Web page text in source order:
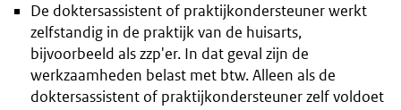
De doktersassistent of praktijkondersteuner werkt
zelfstandig in de praktijk van de huisarts,
bijvoorbeeld als zzp'er. In dat geval zijn de
werkzaamheden belast met btw. Alleen als de
doktersassistent of praktijkondersteuner zelf voldoet